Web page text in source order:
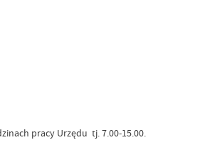
pracy Urzędu tj. 7.00-15.00.